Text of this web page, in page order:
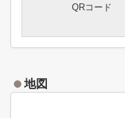
QRコード
地図